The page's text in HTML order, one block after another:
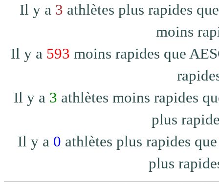
Il y a 3 athlètes plus rapides
moins
Il y a 593 moins rapides que
Il y a 3 athlètes moins rapides
plus
Il y a 0 athlètes plus rapides
plus